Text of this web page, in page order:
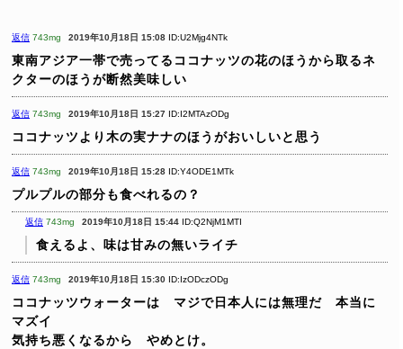
返信 743mg 2019年10月18日 15:08 ID:U2Mjg4NTk
東南アジア一帯で売ってるココナッツの花のほうから取るネ
クターのほうが断然美味しい
返信 743mg 2019年10月18日 15:27 ID:I2MTAzODg
ココナッツより木の実ナナのほうがおいしいと思う
返信 743mg 2019年10月18日 15:28 ID:Y4ODE1MTk
プルプルの部分も食べれるの？
返信 743mg 2019年10月18日 15:44 ID:Q2NjM1MTI
食えるよ、味は甘みの無いライチ
返信 743mg 2019年10月18日 15:30 ID:IzODczODg
ココナッツウォーターは マジで日本人には無理だ 本当に
マズイ
気持ち悪くなるから やめとけ。